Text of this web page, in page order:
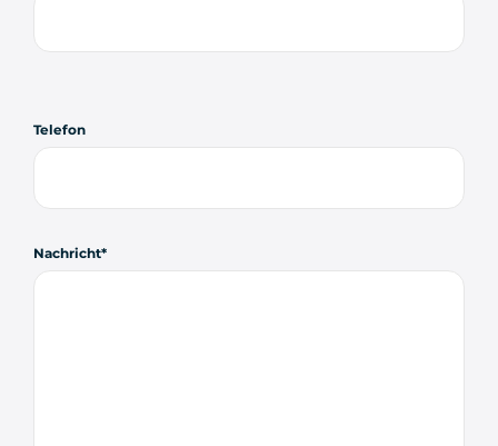
Telefon
Nachricht